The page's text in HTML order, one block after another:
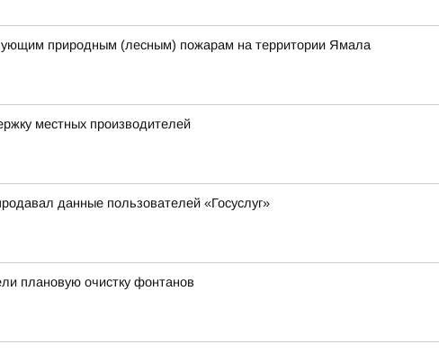
природным (лесным) пожарам на территории Ямала
местных производителей
данные пользователей «Госуслуг»
плановую очистку фонтанов